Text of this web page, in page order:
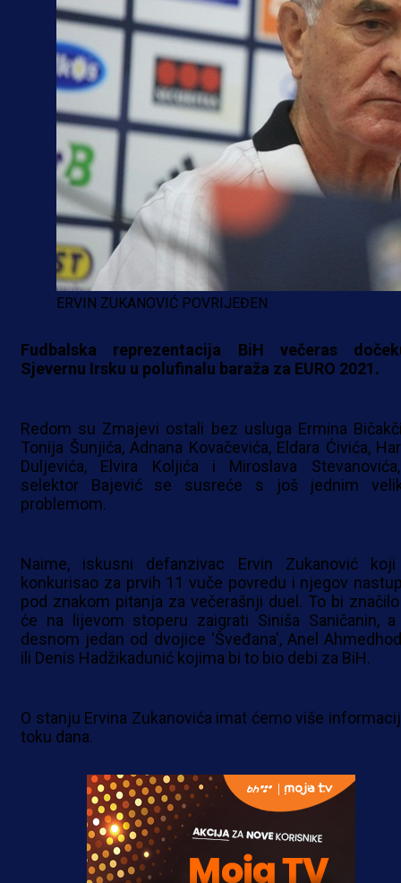
ERVIN ZUKANOVIĆ POVRIJEĐEN
Fudbalska reprezentacija BiH večeras
Sjevernu Irsku u polufinalu baraža za EURO 2021.
Redom su Zmajevi ostali bez usluga Ermina
Tonija Šunjića, Adnana Kovačevića, Eldara Ćivića,
Duljevića, Elvira Koljića i Miroslava
selektor Bajević se susreće s još jednim
problemom.
Naime, iskusni defanzivac Ervin Zukanović
konkurisao za prvih 11 vuče povredu i njegov
pod znakom pitanja za večerašnji duel. To bi
će na lijevom stoperu zaigrati Siniša Saničanin, a
desnom jedan od dvojice 'Šveđana', Anel
ili Denis Hadžikadunić kojima bi to bio debi za BiH.
O stanju Ervina Zukanovića imat ćemo više
toku dana.